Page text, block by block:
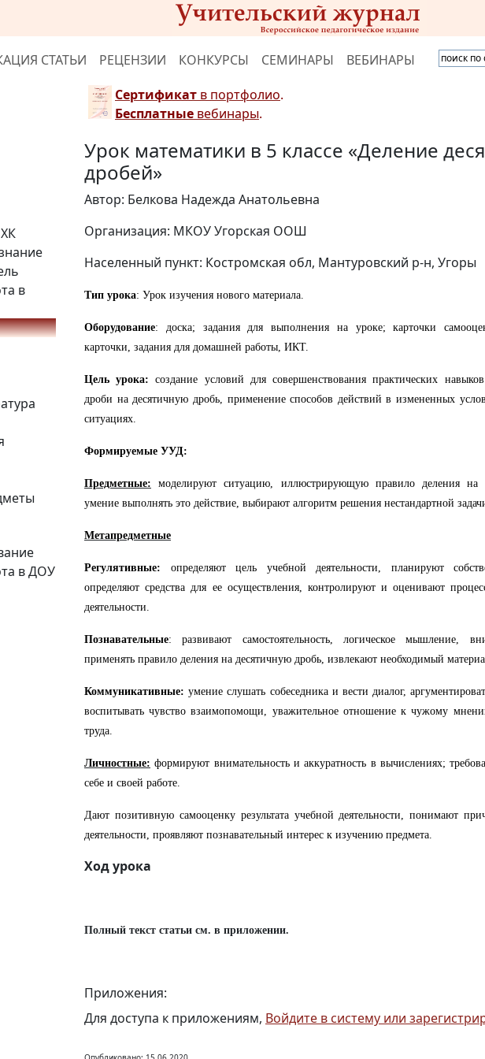
СТАТЬИ РЕЦЕНЗИИ КОНКУРСЫ СЕМИНАРЫ ВЕБИНАРЫ
в
в ДОУ
Сертификат в портфолио.
Бесплатные вебинары.
Урок математики в 5 классе «Деление
дробей»
Автор: Белкова Надежда Анатольевна
Организация: МКОУ Угорская ООШ
Населенный пункт: Костромская обл, Мантуровский р-н, Угоры
Тип урока: Урок изучения нового материала.
Оборудование: доска; задания для выполнения на уроке; карточки
карточки, задания для домашней работы, ИКТ.
Цель урока: создание условий для совершенствования практических
дроби на десятичную дробь, применение способов действий в измененных
ситуациях.
Формируемые УУД:
Предметные: моделируют ситуацию, иллюстрирующую правило деления на
умение выполнять это действие, выбирают алгоритм решения нестандартной
Метапредметные
Регулятивные: определяют цель учебной деятельности, планируют
определяют средства для ее осуществления, контролируют и оценивают
деятельности.
Познавательные: развивают самостоятельность, логическое мышление,
применять правило деления на десятичную дробь, извлекают необходимый
Коммуникативные:умение слушать собеседника и вести диалог,
воспитывать чувство взаимопомощи, уважительное отношение к чужому
труда.
Личностные: формируют внимательность и аккуратность в вычислениях;
себе и своей работе.
Дают позитивную самооценку результата учебной деятельности, понимают
деятельности, проявляют познавательный интерес к изучению предмета.
Ход урока
Полный текст статьи см. в приложении.
Приложения:
Для доступа к приложениям, Войдите в систему или